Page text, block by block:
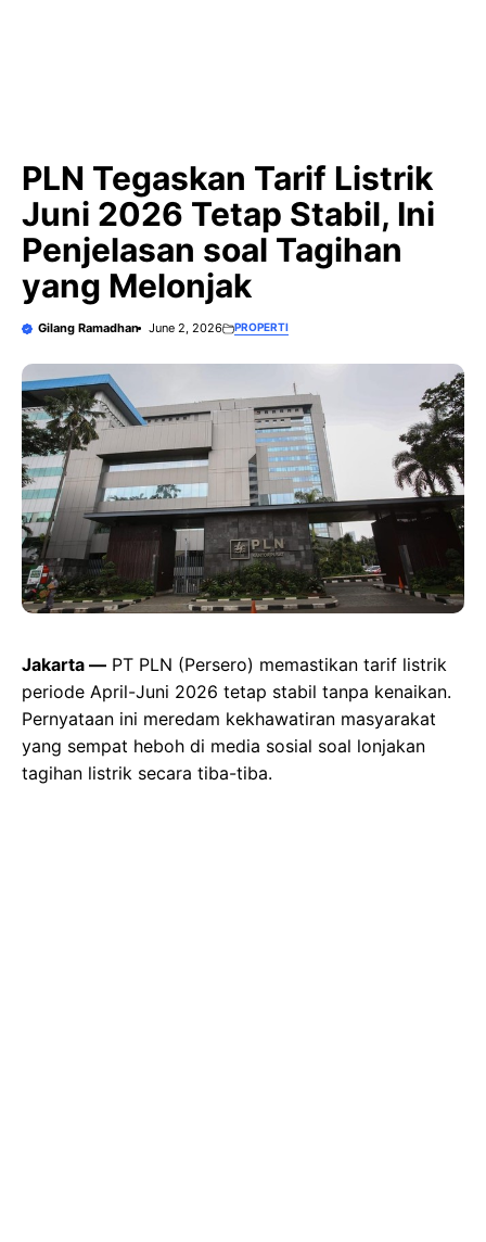
PLN Tegaskan Tarif Listrik
Juni 2026 Tetap Stabil, Ini
Penjelasan soal Tagihan
yang Melonjak
Gilang Ramadhan June 2, 2026 PROPERTI
Jakarta — PT PLN (Persero) memastikan tarif listrik
periode April-Juni 2026 tetap stabil tanpa kenaikan.
Pernyataan ini meredam kekhawatiran masyarakat
yang sempat heboh di media sosial soal lonjakan
tagihan listrik secara tiba-tiba.